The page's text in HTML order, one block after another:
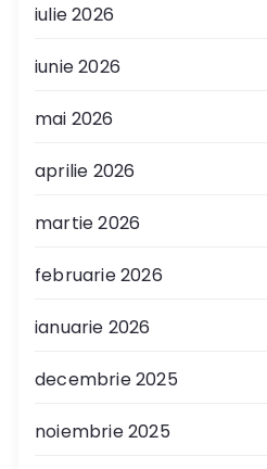
iulie 2026
iunie 2026
mai 2026
aprilie 2026
martie 2026
februarie 2026
ianuarie 2026
decembrie 2025
noiembrie 2025